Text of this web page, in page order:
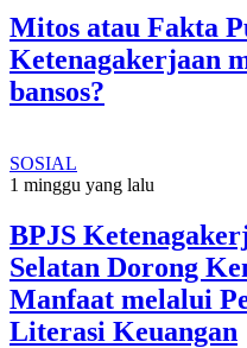
Mitos atau Fakta
Ketenagakerjaan
bansos?
SOSIAL
1 minggu yang lalu
BPJS
Selatan Dorong
Manfaat melalui
Literasi Keuangan